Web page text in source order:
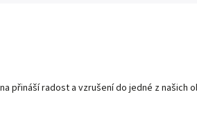
přináší radost a vzrušení do jedné z našich